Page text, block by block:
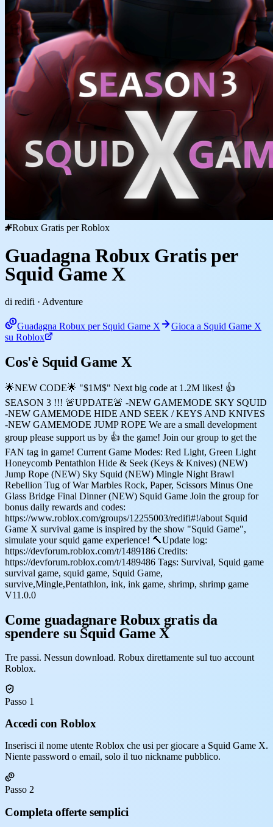
Robux Gratis per Roblox
Guadagna Robux Gratis per
Squid Game X
di redifi · Adventure
Guadagna Robux per Squid Game X
Gioca a Squid Game X
su Roblox
Cos'è Squid Game X
🌟NEW CODE🌟 "$1M$" Next big code at 1.2M likes! 👍
SEASON 3 !!! 🚨UPDATE🚨 -NEW GAMEMODE SKY SQUID
-NEW GAMEMODE HIDE AND SEEK / KEYS AND KNIVES
-NEW GAMEMODE JUMP ROPE We are a small development
group please support us by 👍 the game! Join our group to get the
FAN tag in game! Current Game Modes: Red Light, Green Light
Honeycomb Pentathlon Hide & Seek (Keys & Knives) (NEW)
Jump Rope (NEW) Sky Squid (NEW) Mingle Night Brawl
Rebellion Tug of War Marbles Rock, Paper, Scissors Minus One
Glass Bridge Final Dinner (NEW) Squid Game Join the group for
bonus daily rewards and codes:
https://www.roblox.com/groups/12255003/redifi#!/about Squid
Game X survival game is inspired by the show "Squid Game",
simulate your squid game experience! 🔨Update log:
https://devforum.roblox.com/t/1489186 Credits:
https://devforum.roblox.com/t/1489486 Tags: Survival, Squid game
survival game, squid game, Squid Game,
survive,Mingle,Pentathlon, ink, ink game, shrimp, shrimp game
V11.0.0
Come guadagnare Robux gratis da
spendere su Squid Game X
Tre passi. Nessun download. Robux direttamente sul tuo account
Roblox.
Passo 1
Accedi con Roblox
Inserisci il nome utente Roblox che usi per giocare a Squid Game X.
Niente password o email, solo il tuo nickname pubblico.
Passo 2
Completa offerte semplici